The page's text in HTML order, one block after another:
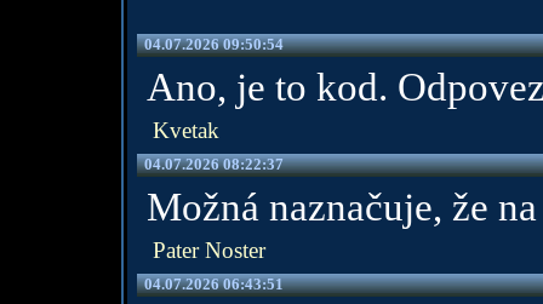
04.07.2026 09:50:54
Ano, je to kod.
Kvetak
04.07.2026 08:22:37
Možná naznačuje, že
Pater Noster
04.07.2026 06:43:51